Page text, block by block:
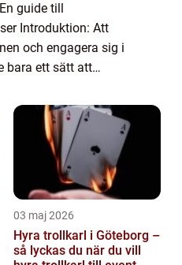
guide till
Introduktion: Att
och engagera sig i
bara ett sätt att
ger även barnen
03 maj 2026
Hyra trollkarl i Göteborg –
så lyckas du när du vill